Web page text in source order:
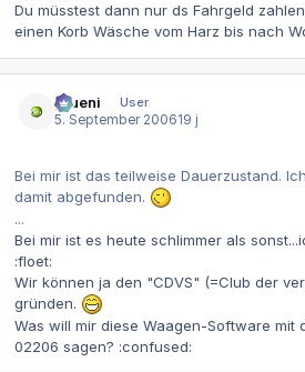
Du müsstest dann nur ds Fahrgeld
einen Korb Wäsche vom Harz bis nach
grueni
User
5. September 200619 j
Bei mir ist das teilweise Dauerzustand.
damit abgefunden.
...
Bei mir ist es heute schlimmer als
:floet:
Wir können ja den "CDVS" (=Club der
gründen.
Was will mir diese Waagen-Software mit
02206 sagen? :confused: